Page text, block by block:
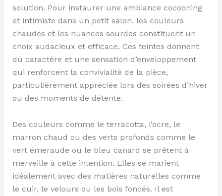
solution. Pour instaurer une ambiance cocooning
et intimiste dans un petit salon, les couleurs
chaudes et les nuances sourdes constituent un
choix audacieux et efficace. Ces teintes donnent
du caractère et une sensation d’enveloppement
qui renforcent la convivialité de la pièce,
particulièrement appréciée lors des soirées d’hiver
ou des moments de détente.
Des couleurs comme le terracotta, l’ocre, le
marron chaud ou des verts profonds comme le
vert émeraude ou le bleu canard se prêtent à
merveille à cette intention. Elles se marient
idéalement avec des matières naturelles comme
le cuir, le velours ou les bois foncés. Il est